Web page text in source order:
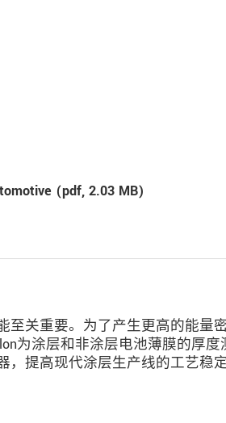
(pdf, 2.03 MB)
至关重要。为了产生更高的能量
为涂层和非涂层电池薄膜的厚度
，提高现代涂层生产线的工艺稳